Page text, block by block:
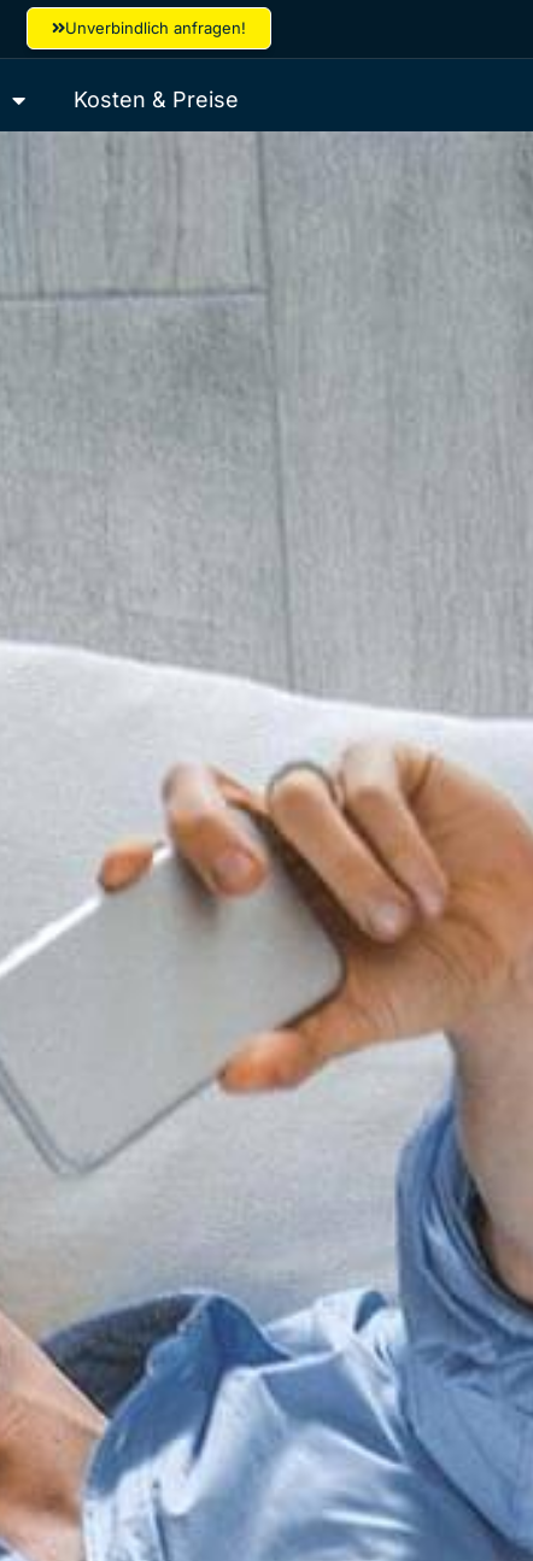
Unverbindlich anfragen!
Kosten & Preise